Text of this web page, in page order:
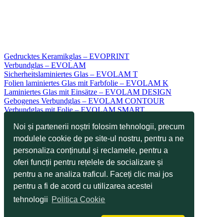
Noi și partenerii noștri folosim tehnologii, precum
modulele cookie de pe site-ul nostru, pentru a ne
personaliza conținutul și reclamele, pentru a
oferi funcții pentru rețelele de socializare și
pentru a ne analiza traficul. Faceți clic mai jos
pentru a fi de acord cu utilizarea acestei
tehnologii Politica Cookie
Gedrucktes Keramikglas – EVOPRINT
Verbundglas – EVOLAM
Sicherheitslaminiertes Glas – EVOLAM T
Folien laminiertes Glas mit Farbfolie – EVOLAM K
Laminiertes Glas mit Einsätze – EVOLAM DESIGN
Gebogenes Verbundglas – EVOLAM CONTOUR
Verbundglas mit Folie – EVOLAM SMART
Teilgehärtetes Glas – EVODUR TVG
Keramikbeschichtetes Glas – EVOKERAM R
Keramikbedrucktes Glas – EVOKERAM S
Kratzfeste Glas – EVOTOP
Selbstreinigendes Glas – Schnelle Reinigung EVOCLEAN
Industrieglas EVOTECH
Glas für Anwendungen TOUCH
Anwendungen
Technologien